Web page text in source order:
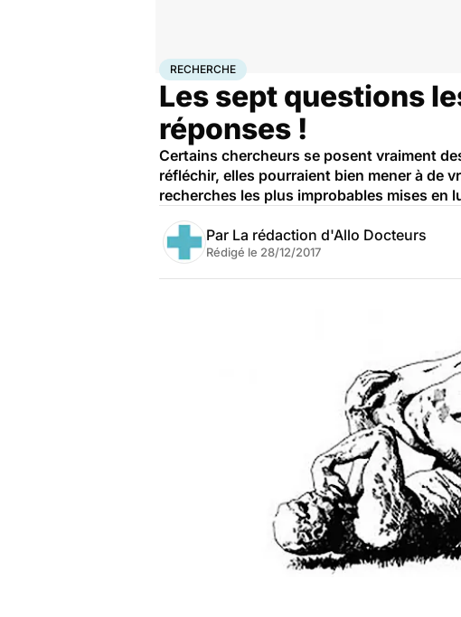
AccueilSantéMaladies
RECHERCHE
Les sept questions
réponses !
Certains chercheurs se posent vraiment
réfléchir, elles pourraient bien mener à de
recherches les plus improbables mises
Par La rédaction d'Allo Docteurs
Rédigé le 28/12/2017